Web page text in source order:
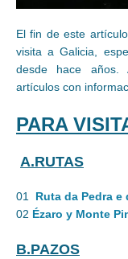
El fin de este
visita a Galicia,
desde hace años.
artículos con
PARA
A.RUTAS
01 Ruta da Pedra e
02 Ézaro y Monte
B.PAZOS